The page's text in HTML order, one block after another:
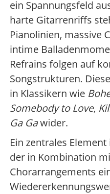
ein Spannungsfeld
harte Gitarrenriffs
Pianolinien, massive
intime
Refrains folgen auf
Songstrukturen.
in Klassikern wie
Somebody to Love,
Ga Gawider.
Ein zentrales
der in Kombination
Chorarrangements